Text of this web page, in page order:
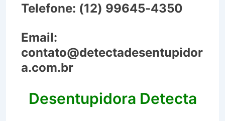
Telefone: (12) 99645-4350
Email:
contato@detectadesentupidor
a.com.br
Desentupidora Detecta